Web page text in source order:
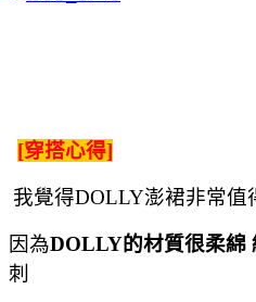
[穿搭心得]
我覺得DOLLY澎裙非常值
因為DOLLY的材質很柔綿
刺